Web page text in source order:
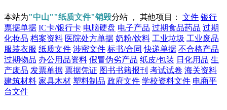
本站为"中山""纸质文件"销毁分站 ， 其他项目： 文件 银行
票据单据 IC卡/银行卡 电脑硬盘 电子产品 过期食品药品 过期
化妆品 档案资料 医院处方单据 奶粉/饮料 工业垃圾 工业废品
服装衣服 纸质文件 涉密文件 标书/合同 快递单据 不合格产品
过期物品 办公用品资料 假冒伪劣产品 纸皮/包装 日化用品 生
产废品 发票单据 票据凭证 图书书籍报刊 考试试卷 海关资料
建筑材料 家具木材 塑料制品 政府文件 学校资料文件 电商平
台文件